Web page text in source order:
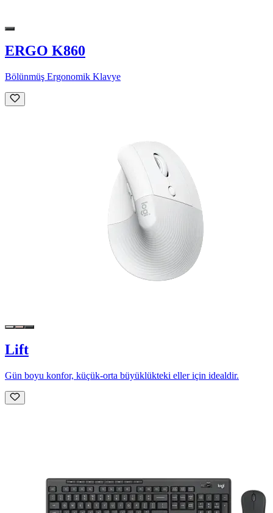
ERGO K860
Bölünmüş Ergonomik Klavye
Lift
Gün boyu konfor, küçük-orta büyüklükteki eller için idealdir.